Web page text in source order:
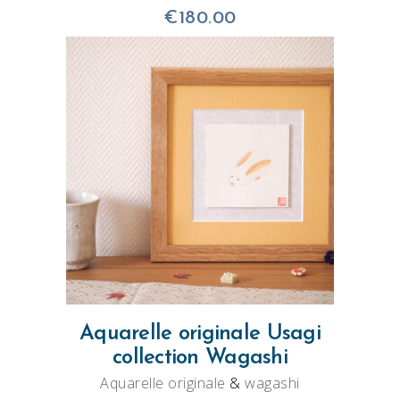
€180.00
AJOUTER AU PANIER
Aquarelle originale Usagi
collection Wagashi
Aquarelle originale &wagashi